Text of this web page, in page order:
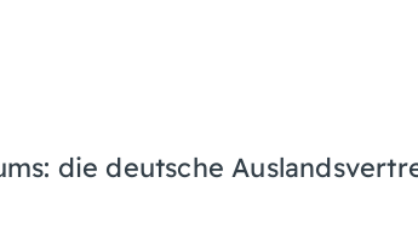
die deutsche